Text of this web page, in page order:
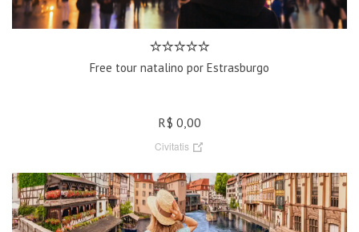
Free tour natalino por Estrasburgo
R$ 0,00
Civitatis